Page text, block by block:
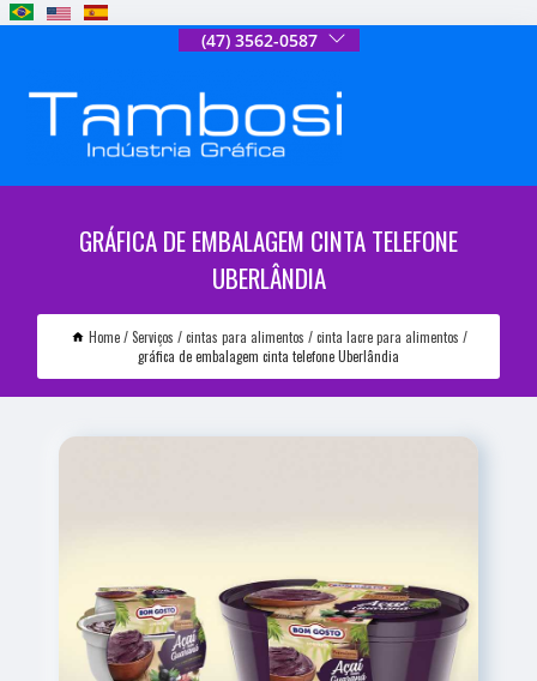
(47) 3562-0587
GRÁFICA DE EMBALAGEM CINTA TELEFONE
UBERLÂNDIA
Home Serviços cintas para alimentos
cinta lacre para alimentos
gráfica de embalagem cinta telefone Uberlândia